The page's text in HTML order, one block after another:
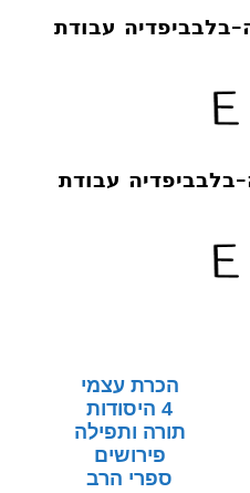
עבודת
עבודת
הכרת עצמי
4 היסודות
תורה ותפילה
פירושים
ספרי הרב